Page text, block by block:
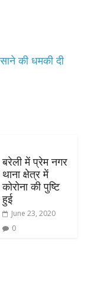
की धमकी दी
बरेली में प्रेम नगर
थाना क्षेत्र में
कोरोना की पुष्टि
हुई
June 23, 2020
0